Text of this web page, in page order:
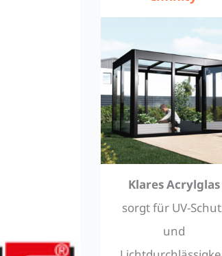
Klares Acrylglas
sorgt für UV-
und